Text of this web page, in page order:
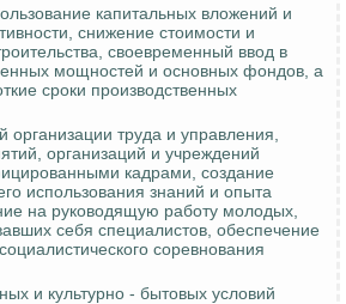
капитальных вложений и
снижение стоимости и
своевременный ввод в
мощностей и основных фондов, а
сроки производственных
организации труда и управления,
организаций и учреждений
кадрами, создание
использования знаний и опыта
на руководящую работу молодых,
себя специалистов, обеспечение
соревнования
и культурно - бытовых условий